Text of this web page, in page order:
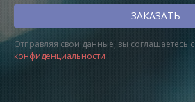
Отправляя свои данные, вы соглашаетесь с
конфиденциальности